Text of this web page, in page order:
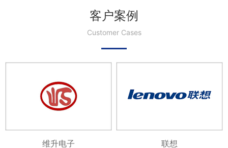
客户案例
Customer Cases
维升电子 联想